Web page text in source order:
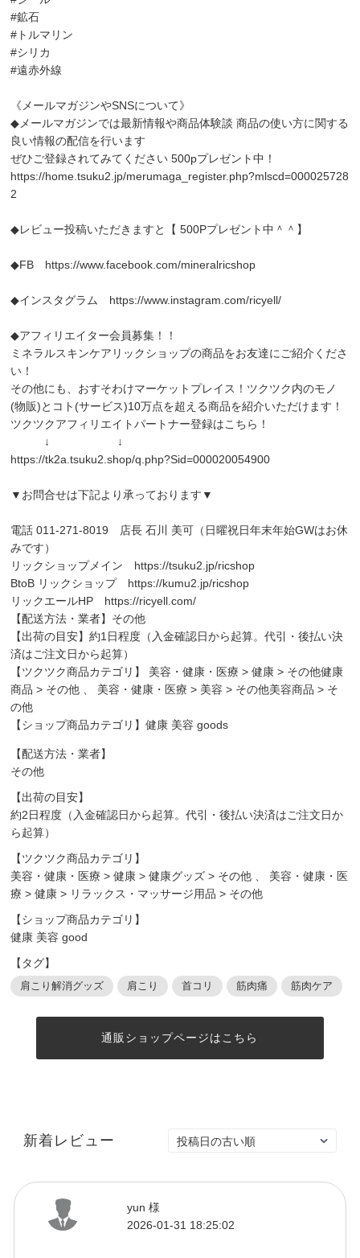
#鉱石
#トルマリン
#シリカ
#遠赤外線
《メールマガジンやSNSについて》
◆メールマガジンでは最新情報や商品体験談 商品の使い方に関する
良い情報の配信を行います
ぜひご登録されてみてください 500pプレゼント中！
https://home.tsuku2.jp/merumaga_register.php?mlscd=000025728
2
◆レビュー投稿いただきますと【 500Pプレゼント中＾＾】
◆FB https://www.facebook.com/mineralricshop
◆インスタグラム https://www.instagram.com/ricyell/
◆アフィリエイター会員募集！！
ミネラルスキンケアリックショップの商品をお友達にご紹介くださ
い！
その他にも、おすそわけマーケットプレイス！ツクツク内のモノ
(物販)とコト(サービス)10万点を超える商品を紹介いただけます！
ツクツクアフィリエイトパートナー登録はこちら！
↓ ↓
https://tk2a.tsuku2.shop/q.php?Sid=000020054900
▼お問合せは下記より承っております▼
電話 011-271-8019 店長 石川 美可（日曜祝日年末年始GWはお休
みです）
リックショップメイン https://tsuku2.jp/ricshop
BtoB リックショップ https://kumu2.jp/ricshop
リックエールHP https://ricyell.com/
【配送方法・業者】その他
【出荷の目安】約1日程度（入金確認日から起算。代引・後払い決
済はご注文日から起算）
【ツクツク商品カテゴリ】 美容・健康・医療 > 健康 > その他健康
商品 > その他 、 美容・健康・医療 > 美容 > その他美容商品 > そ
の他
【ショップ商品カテゴリ】健康 美容 goods
【配送方法・業者】
その他
【出荷の目安】
約2日程度（入金確認日から起算。代引・後払い決済はご注文日か
ら起算）
【ツクツク商品カテゴリ】
美容・健康・医療 >健康 >健康グッズ > その他
美容・健康・医
療 >健康 > リラックス・マッサージ用品 > その他
【ショップ商品カテゴリ】
健康 美容 good
【タグ】
肩こり解消グッズ 肩こり 首コリ 筋肉痛 筋肉ケア
通販ショップページはこちら
新着レビュー
yun 様
2026-01-31 18:25:02